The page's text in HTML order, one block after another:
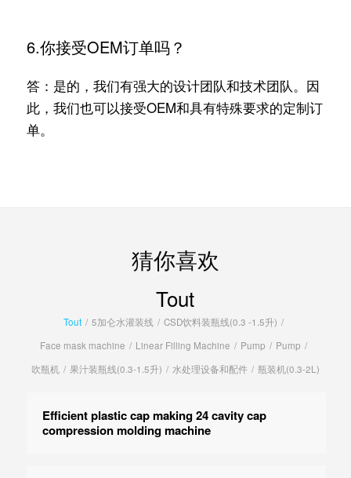
6.你接受OEM订单吗？
答：是的，我们有强大的设计团队和技术团队。因
此，我们也可以接受OEM和具有特殊要求的定制订
单。
猜你喜欢
Tout
Tout / 5加仑水灌装线 / CSD饮料装瓶线(0.3 -1.5升) /
Face mask machine / Linear Filling Machine / Pump / Pump /
吹瓶机 / 果汁装瓶线(0.3-1.5升) / 水处理设备和配件 / 瓶装机(0.3-2L)
Efficient plastic cap making 24 cavity cap
compression molding machine